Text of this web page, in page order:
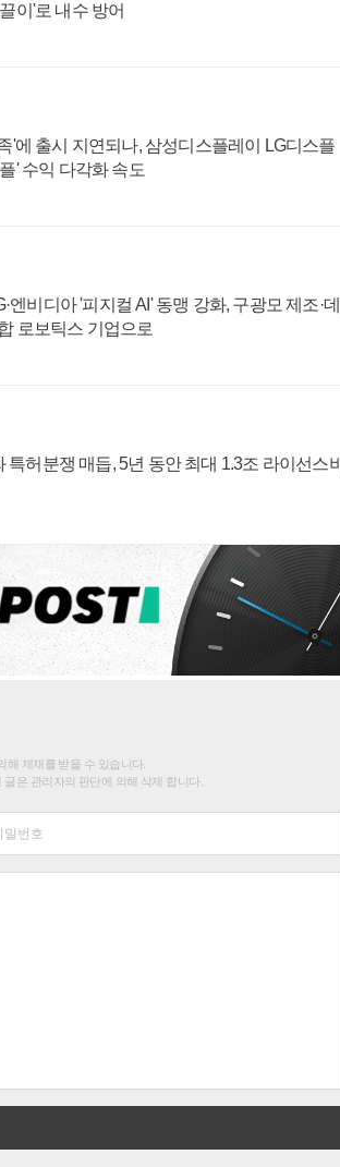
이'로 내수 방어
'에 출시 지연되나, 삼성디스플레이 LG디스플
' 수익 다각화 속도
엔비디아 '피지컬 AI' 동맹 강화, 구광모 제조·데
로보틱스 기업으로
허분쟁 매듭, 5년 동안 최대 1.3조 라이선스비
해 제재를 받을 수 있습니다.
은 관리자의 판단에 의해 삭제 합니다.